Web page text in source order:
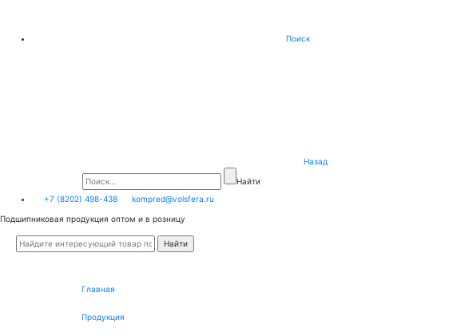
Поиск
Назад
Найти
+7 (8202) 498-438
kompred@volsfera.ru
Подшипниковая продукция оптом и в розницу
Главная
Продукция